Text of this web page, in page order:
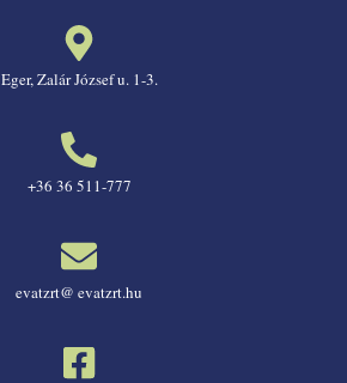
Eger, Zalár József u. 1-3.
+36 36 511-777
evatzrt@ evatzrt.hu